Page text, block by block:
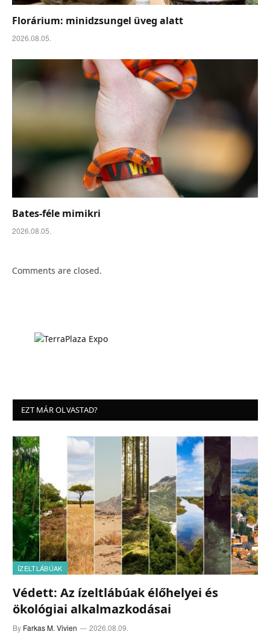
Florárium: minidzsungel üveg alatt
2026.08.05.
Bates-féle mimikri
2026.08.05.
Comments are closed.
EZT MÁR OLVASTAD?
ÍZELTLÁBÚAK
Védett: Az ízeltlábúak élőhelyei és
ökológiai alkalmazkodásai
By Farkas M. Vivien 2026.08.09.